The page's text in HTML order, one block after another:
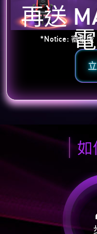
再送
*Notice: 審畢後
如